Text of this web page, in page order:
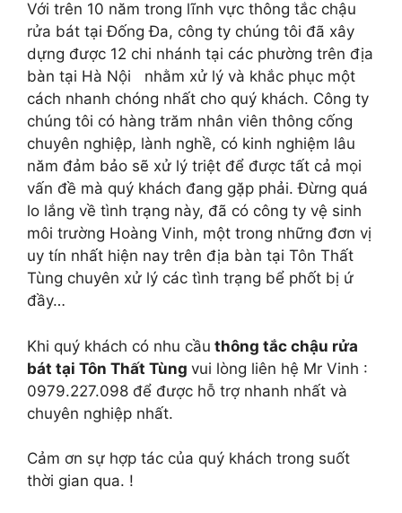
Với trên 10 năm trong lĩnh vực thông tắc chậu
rửa bát tại Đống Đa, công ty chúng tôi đã xây
dựng được 12 chi nhánh tại các phường trên địa
bàn tại Hà Nội nhằm xử lý và khắc phục một
cách nhanh chóng nhất cho quý khách. Công ty
chúng tôi có hàng trăm nhân viên thông cống
chuyên nghiệp, lành nghề, có kinh nghiệm lâu
năm đảm bảo sẽ xử lý triệt để được tất cả mọi
vấn đề mà quý khách đang gặp phải. Đừng quá
lo lắng về tình trạng này, đã có công ty vệ sinh
môi trường Hoàng Vinh, một trong những đơn vị
uy tín nhất hiện nay trên địa bàn tại Tôn Thất
Tùng chuyên xử lý các tình trạng bể phốt bị ứ
đầy…
Khi quý khách có nhu cầu thông tắc chậu rửa
bát tại Tôn Thất Tùng vui lòng liên hệ Mr Vinh :
0979.227.098 để được hỗ trợ nhanh nhất và
chuyên nghiệp nhất.
Cảm ơn sự hợp tác của quý khách trong suốt
thời gian qua. !